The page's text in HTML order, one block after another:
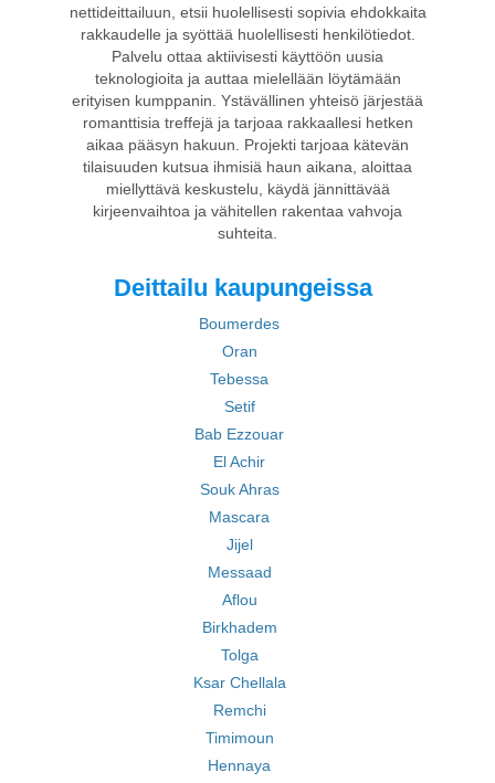
nettideittailuun, etsii huolellisesti sopivia ehdokkaita
rakkaudelle ja syöttää huolellisesti henkilötiedot.
Palvelu ottaa aktiivisesti käyttöön uusia
teknologioita ja auttaa mielellään löytämään
erityisen kumppanin. Ystävällinen yhteisö järjestää
romanttisia treffejä ja tarjoaa rakkaallesi hetken
aikaa pääsyn hakuun. Projekti tarjoaa kätevän
tilaisuuden kutsua ihmisiä haun aikana, aloittaa
miellyttävä keskustelu, käydä jännittävää
kirjeenvaihtoa ja vähitellen rakentaa vahvoja
suhteita.
Deittailu kaupungeissa
Boumerdes
Oran
Tebessa
Setif
Bab Ezzouar
El Achir
Souk Ahras
Mascara
Jijel
Messaad
Aflou
Birkhadem
Tolga
Ksar Chellala
Remchi
Timimoun
Hennaya